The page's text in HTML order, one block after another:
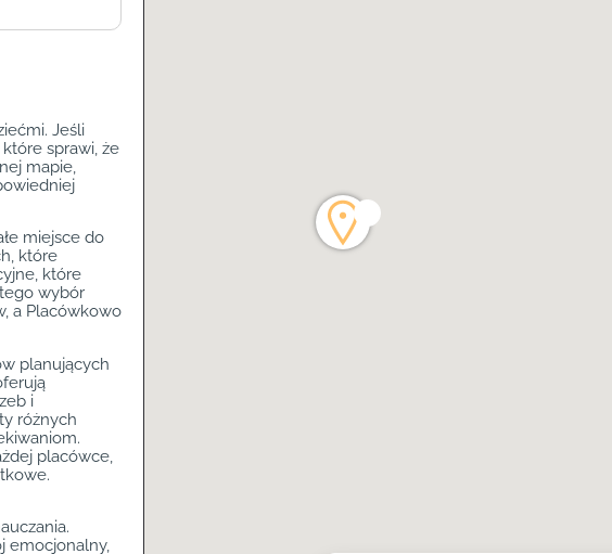
Jeśli
sprawi, że
mapie,
miejsce do
które
które
wybór
a Placówkowo
planujących
i
różnych
placówce,
emocjonalny,